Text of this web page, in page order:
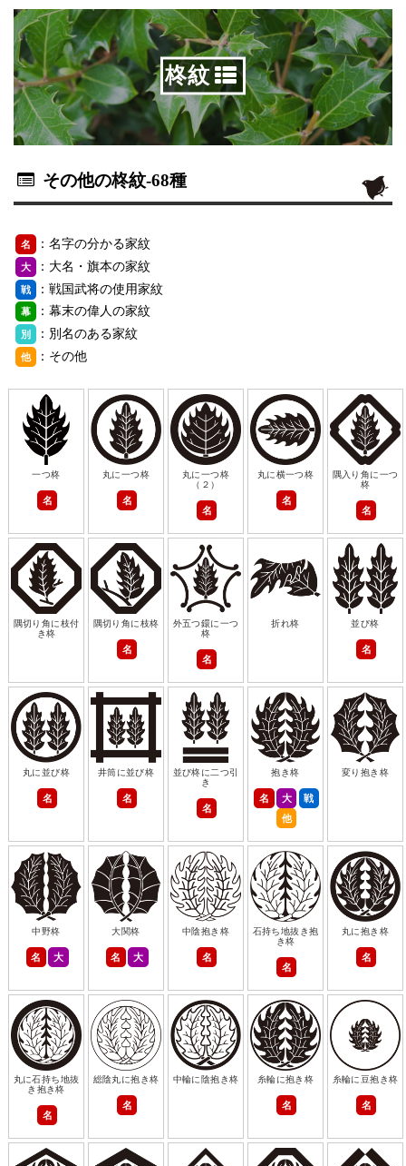
柊紋
その他の柊紋-68種
名 ：名字の分かる家紋
大 ：大名・旗本の家紋
戦 ：戦国武将の使用家紋
幕 ：幕末の偉人の家紋
別 ：別名のある家紋
他 ：その他
一つ柊
名
丸に一つ柊
名
丸に一つ柊
（２）
名
丸に横一つ柊
名
隅入り角に一つ
柊
名
隅切り角に枝付
き柊
隅切り角に枝柊
名
外五つ鐶に一つ
柊
名
折れ柊 並び柊
名
丸に並び柊
名
井筒に並び柊
名
並び柊に二つ引
き
名
抱き柊
名 大
戦
他
変り抱き柊
中野柊
名 大
大関柊
名 大
中陰抱き柊
名
石持ち地抜き抱
き柊
名
丸に抱き柊
名
丸に石持ち地抜
き抱き柊
名
総陰丸に抱き柊
名
中輪に陰抱き柊 糸輪に抱き柊
名
糸輪に豆抱き柊
名